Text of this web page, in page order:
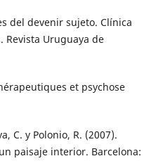
del devenir sujeto. Clínica
Revista Uruguaya de
et psychose
C. y Polonio, R. (2007).
paisaje interior. Barcelona: